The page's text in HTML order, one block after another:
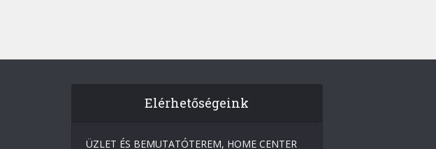
Elérhetőségeink
ÜZLET ÉS BEMUTATÓTEREM, HOME CENTER